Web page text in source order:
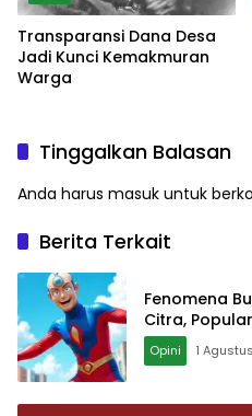
Transparansi Dana Desa
Jadi Kunci Kemakmuran
Warga
Tinggalkan Balasan
Anda harus masuk untuk
Berita Terkait
Fenomena
Citra,
Opini 1